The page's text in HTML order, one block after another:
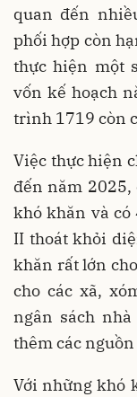
quan đến
phối hợp còn
thực hiện một
vốn kế hoạch
trình 1719 còn
Việc thực hiện
đến năm
khó khăn và có
II thoát khỏi
khăn rất lớn
cho các xã,
ngân sách
thêm các
Với những khó